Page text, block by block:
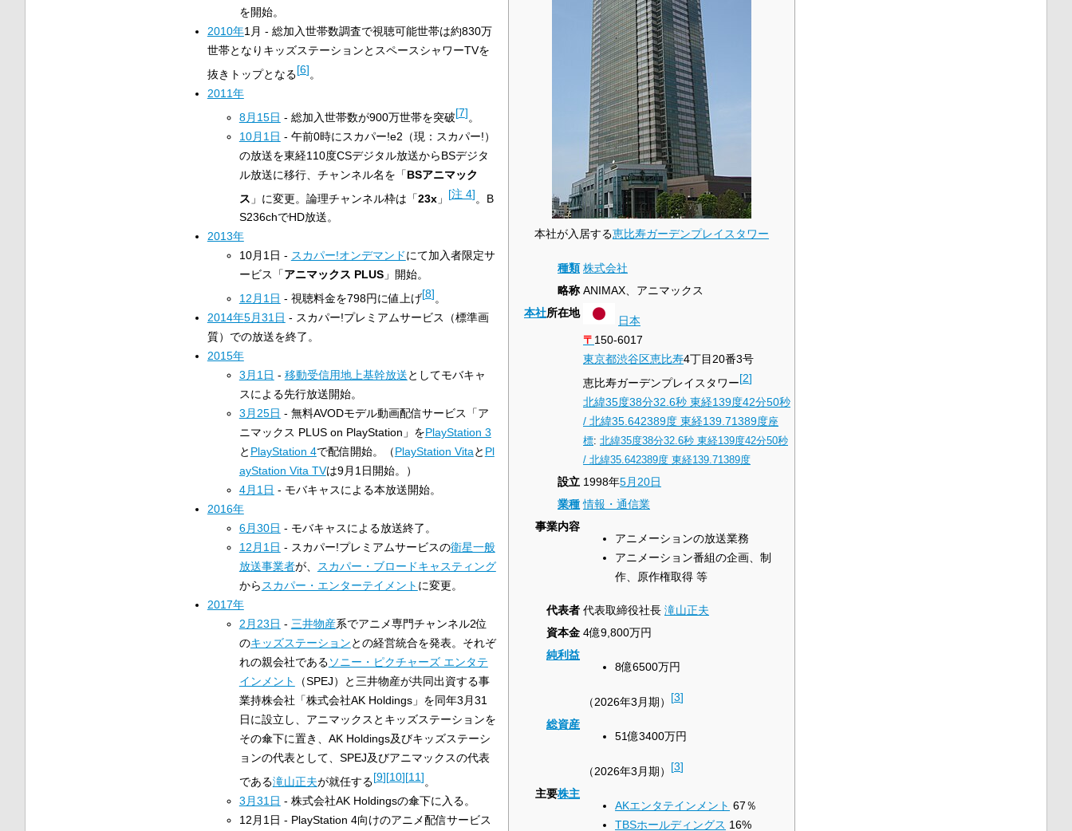
本社が入居する恵比寿ガーデンプレイスタワー
種類 株式会社
略称 ANIMAX、アニマックス
本社所在地
日本
〒 150-6017
東京都渋谷区恵比寿4丁目20番3号
恵比寿ガーデンプレイスタワー[2]
北緯35度38分32.6秒 東経139度42分50秒
/ 北緯35.642389度 東経139.71389度座
標: 北緯35度38分32.6秒 東経139度42分50秒
/ 北緯35.642389度 東経139.71389度
設立 1998年5月20日
業種 情報・通信業
事業内容
アニメーションの放送業務
アニメーション番組の企画、制
作、原作権取得 等
代表者 代表取締役社長 滝山正夫
資本金 4億9,800万円
純利益
8億6500万円
（2026年3月期） [3]
総資産
51億3400万円
（2026年3月期） [3]
主要株主
AKエンタテインメント 67％
TBSホールディングス 16%
を開始。
2010年1月 - 総加入世帯数調査で視聴可能世帯は約830万
世帯となりキッズステーションとスペースシャワーTVを
抜きトップとなる[6]。
2011年
8月15日 - 総加入世帯数が900万世帯を突破[7]。
10月1日 - 午前0時にスカパー!e2（現：スカパー!）
の放送を東経110度CSデジタル放送からBSデジタ
ル放送に移行、チャンネル名を「BSアニマック
ス 」に変更。論理チャンネル枠は「23x」 [注 4]。B
S236chでHD放送。
2013年
10月1日 - スカパー!オンデマンドにて加入者限定サ
ービス「アニマックス PLUS」開始。
12月1日 - 視聴料金を798円に値上げ[8]。
2014年5月31日 - スカパー!プレミアムサービス（標準画
質）での放送を終了。
2015年
3月1日 - 移動受信用地上基幹放送としてモバキャ
スによる先行放送開始。
3月25日 - 無料AVODモデル動画配信サービス「ア
ニマックス PLUS on PlayStation」をPlayStation 3
と PlayStation 4で配信開始。（PlayStation Vitaと Pl
ayStation Vita TVは9月1日開始。）
4月1日 - モバキャスによる本放送開始。
2016年
6月30日 - モバキャスによる放送終了。
12月1日 - スカパー!プレミアムサービスの衛星一般
放送事業者が、
スカパー・ブロードキャスティング
から スカパー・エンターテイメント に変更。
2017年
2月23日 - 三井物産系でアニメ専門チャンネル2位
のキッズステーションとの経営統合を発表。それぞ
れの親会社であるソニー・ピクチャーズ エンタテ
インメント
（SPEJ）と三井物産が共同出資する事
業持株会社「株式会社AK Holdings」を同年3月31
日に設立し、アニマックスとキッズステーションを
その傘下に置き、AK Holdings及びキッズステーシ
ョンの代表として、SPEJ及びアニマックスの代表
である滝山正夫が就任する[9][10][11]。
3月31日 - 株式会社AK Holdingsの傘下に入る。
12月1日 - PlayStation 4向けのアニメ配信サービス